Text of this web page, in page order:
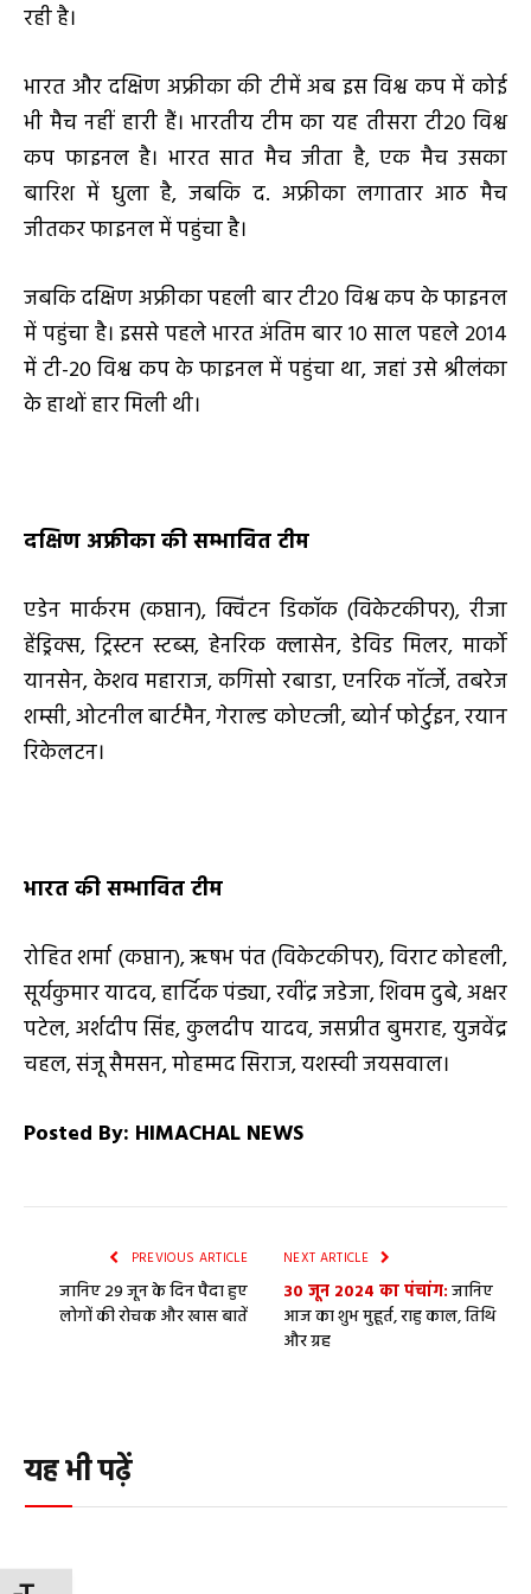
रही है।
भारत और दक्षिण अफ्रीका की टीमें अब इस विश्व कप में कोई
भी मैच नहीं हारी हैं। भारतीय टीम का यह तीसरा टी20 विश्व
कप फाइनल है। भारत सात मैच जीता है, एक मैच उसका
बारिश में धुला है, जबकि द. अफ्रीका लगातार आठ मैच
जीतकर फाइनल में पहुंचा है।
जबकि दक्षिण अफ्रीका पहली बार टी20 विश्व कप के फाइनल
में पहुंचा है। इससे पहले भारत अंतिम बार 10 साल पहले 2014
में टी-20 विश्व कप के फाइनल में पहुंचा था, जहां उसे श्रीलंका
के हाथों हार मिली थी।
दक्षिण अफ्रीका की सम्भावित टीम
एडेन मार्करम (कप्तान), क्विंटन डिकॉक (विकेटकीपर), रीजा
हेंड्रिक्स, ट्रिस्टन स्टब्स, हेनरिक क्लासेन, डेविड मिलर, मार्को
यानसेन, केशव महाराज, कगिसो रबाडा, एनरिक नॉर्त्जे, तबरेज
शम्सी, ओटनील बार्टमैन, गेराल्ड कोएत्जी, ब्योर्न फोर्टुइन, रयान
रिकेलटन।
भारत की सम्भावित टीम
रोहित शर्मा (कप्तान), ऋषभ पंत (विकेटकीपर), विराट कोहली,
सूर्यकुमार यादव, हार्दिक पंड्या, रवींद्र जडेजा, शिवम दुबे, अक्षर
पटेल, अर्शदीप सिंह, कुलदीप यादव, जसप्रीत बुमराह, युजवेंद्र
चहल, संजू सैमसन, मोहम्मद सिराज, यशस्वी जयसवाल।
Posted By: HIMACHAL NEWS
PREVIOUS ARTICLE
जानिए 29 जून के दिन पैदा हुए
लोगों की रोचक और खास बातें
NEXT ARTICLE
30 जून 2024 का पंचांग:जानिए
आज का शुभ मुहूर्त, राहु काल, तिथि
और ग्रह
यह भी पढ़ें